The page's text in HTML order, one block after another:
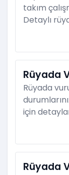
takım
Detaylı
Rüyada
Rüyada
için
Rüyada